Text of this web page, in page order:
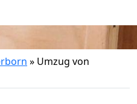
» Umzug von